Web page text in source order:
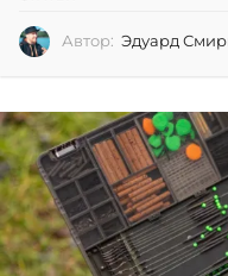
Автор: Эдуард